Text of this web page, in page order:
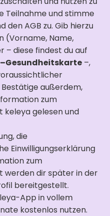
Teilnahme und stimme
den AGB zu. Gib hierzu
(Vorname, Name,
– diese findest du auf
–,
außerdem,
zum
keleya gelesen und
die
Einwilligungserklärung
zum
werden dir später in der
bereitgestellt.
App in vollem
kostenlos nutzen.